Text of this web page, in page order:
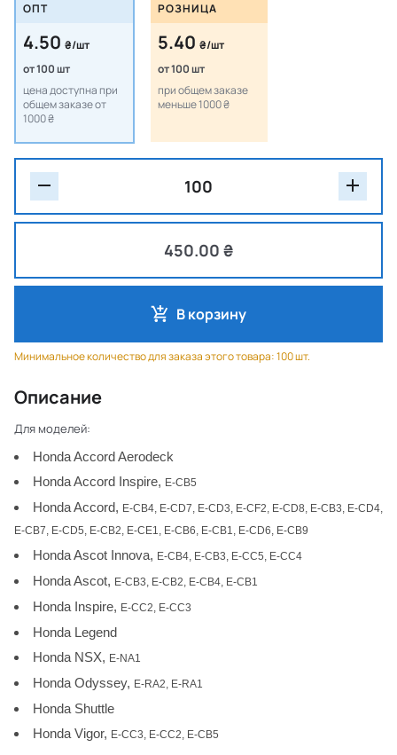
ОПТ
4.50 ₴/шт
от 100 шт
цена доступна при
общем заказе от
1000 ₴
РОЗНИЦА
5.40 ₴/шт
от 100 шт
при общем заказе
меньше 1000 ₴
450.00 ₴
В корзину
Минимальное количество для заказа этого товара: 100 шт.
Описание
Для моделей:
Honda Accord Aerodeck
Honda Accord Inspire, E-CB5
Honda Accord, E-CB4, E-CD7, E-CD3, E-CF2, E-CD8, E-CB3, E-CD4,
E-CB7, E-CD5, E-CB2, E-CE1, E-CB6, E-CB1, E-CD6, E-CB9
Honda Ascot Innova, E-CB4, E-CB3, E-CC5, E-CC4
Honda Ascot, E-CB3, E-CB2, E-CB4, E-CB1
Honda Inspire, E-CC2, E-CC3
Honda Legend
Honda NSX, E-NA1
Honda Odyssey, E-RA2, E-RA1
Honda Shuttle
Honda Vigor, E-CC3, E-CC2, E-CB5